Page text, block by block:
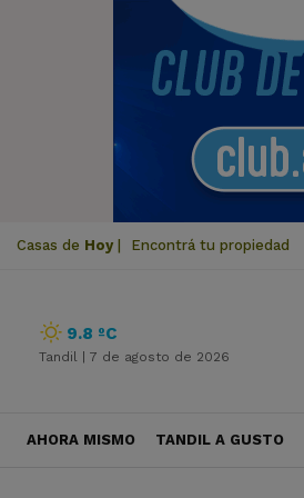
Casas de Hoy Encontrá tu propiedad
9.8 ºC
Tandil | 7 de agosto de 2026
AHORA MISMO TANDIL A GUSTO